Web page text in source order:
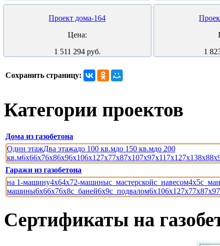
Проект дома-164
Цена:
1 511 294 руб.
1
Сохранить страницу:
Категории проектов
Дома из газобетона
Один этажДва этажадо 100 кв.мдо 150 кв.мдо 200
кв.м6x66x76x86x96x106x127x77x87x107x97x11 7x127x138x8
Гаражи из газобетона
на 1-машину4x64x72-машиныс_мастерскойс_навесом4x5
машины6x66x76x8с_баней6x9с_подвалом6x106x127x77x87x9
Сертификаты на